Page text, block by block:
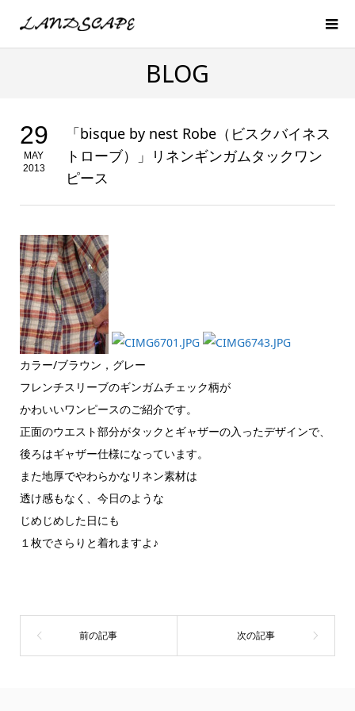
BLOG
29
MAY
2013
「bisque by nest Robe（ビスクバイネス
トローブ）」リネンギンガムタックワン
ピース
カラー/ブラウン，グレー
フレンチスリーブのギンガムチェック柄が
かわいいワンピースのご紹介です。
正面のウエスト部分がタックとギャザーの入ったデザインで、
後ろはギャザー仕様になっています。
また地厚でやわらかなリネン素材は
透け感もなく、今日のような
じめじめした日にも
１枚でさらりと着れますよ♪